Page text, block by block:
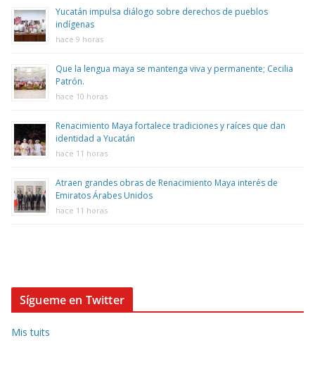
Yucatán impulsa diálogo sobre derechos de pueblos
indígenas
hace 9 horas
Que la lengua maya se mantenga viva y permanente; Cecilia
Patrón.
hace 10 horas
Renacimiento Maya fortalece tradiciones y raíces que dan
identidad a Yucatán
hace 11 horas
Atraen grandes obras de Renacimiento Maya interés de
Emiratos Árabes Unidos
hace 11 horas
Sígueme en Twitter
Mis tuits